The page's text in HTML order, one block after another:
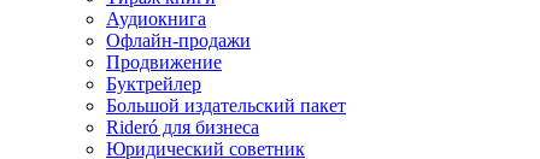
Аудиокнига
Офлайн-продажи
Продвижение
Буктрейлер
Большой издательский пакет
Rideró для бизнеса
Юридический советник